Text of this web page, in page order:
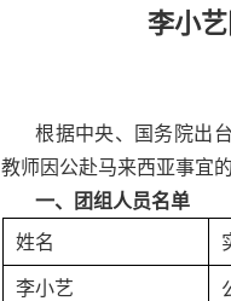
李小
根据中央、国务院出
教师因公赴马来西亚事宜
一、 团组人员名单
姓名
李小艺